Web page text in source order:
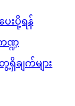
းပို့ရန်
ဏ္ဍ
ချက်များ